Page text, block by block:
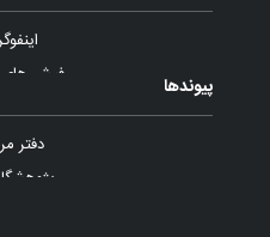
پیام ها
فیش های
پیوندها
دفتر